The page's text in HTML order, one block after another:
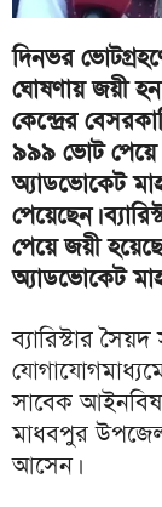
দিনভর
ঘোষণায় জয়ী
কেন্দ্রের
৯৯৯ ভোট পেয়ে
অ্যাডভোকেট
পেয়েছেন।
পেয়ে জয়ী
অ্যাডভোকেট
ব্যারিস্টার
সাবেক
মাধবপুর
আসেন।